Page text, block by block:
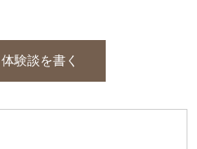
験談を書く